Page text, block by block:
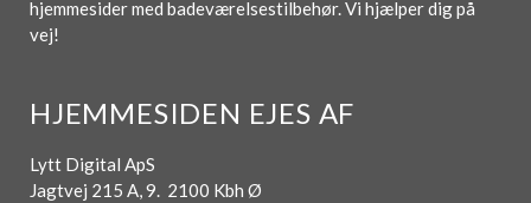
hjemmesider med badeværelsestilbehør. Vi hjælper dig på
vej!
HJEMMESIDEN EJES AF
Lytt Digital ApS
Jagtvej 215 A, 9. 2100 Kbh Ø